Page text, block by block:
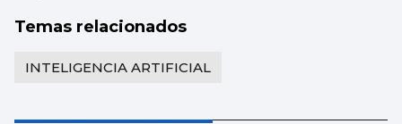
Temas relacionados
INTELIGENCIA ARTIFICIAL